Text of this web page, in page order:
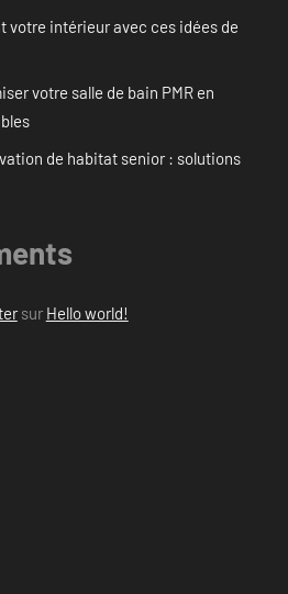
votre intérieur avec ces idées de
votre salle de bain PMR en
de habitat senior : solutions
sur Hello world!